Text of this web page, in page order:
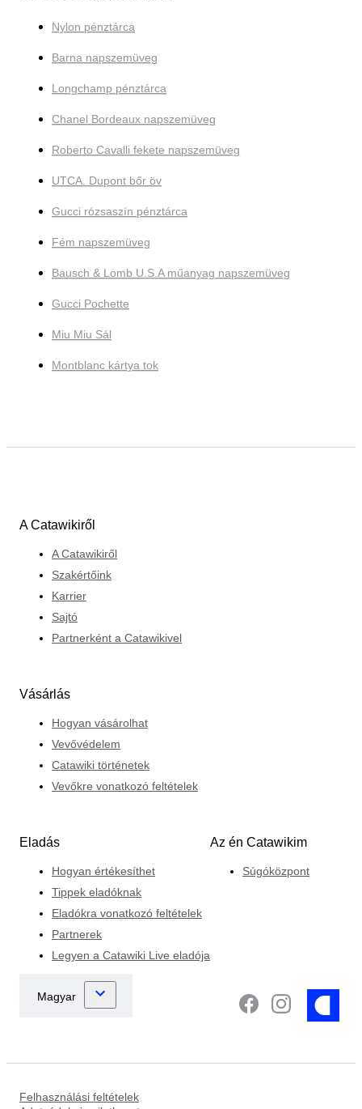
Nylon pénztárca
Barna napszemüveg
Longchamp pénztárca
Chanel Bordeaux napszemüveg
Roberto Cavalli fekete napszemüveg
UTCA. Dupont bőr öv
Gucci rózsaszín pénztárca
Fém napszemüveg
Bausch & Lomb U.S.A műanyag napszemüveg
Gucci Pochette
Miu Miu Sál
Montblanc kártya tok
A Catawikiről
A Catawikiről
Szakértőink
Karrier
Sajtó
Partnerként a Catawikivel
Vásárlás
Hogyan vásárolhat
Vevővédelem
Catawiki történetek
Vevőkre vonatkozó feltételek
Eladás
Hogyan értékesíthet
Tippek eladóknak
Eladókra vonatkozó feltételek
Partnerek
Legyen a Catawiki Live eladója
Az én Catawikim
Súgóközpont
Felhasználási feltételek